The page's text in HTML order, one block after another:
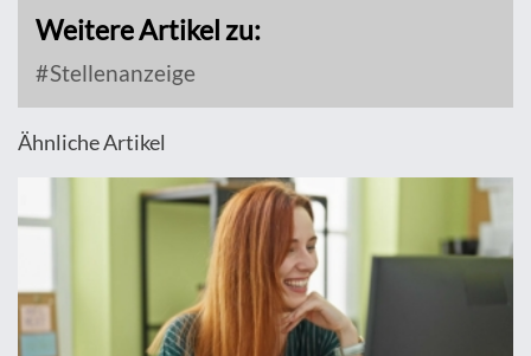
Weitere Artikel zu:
Stellenanzeige
Ähnliche Artikel